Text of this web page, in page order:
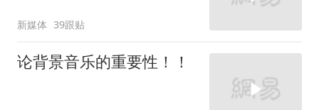
新媒体 39跟贴
论背景音乐的重要性！！